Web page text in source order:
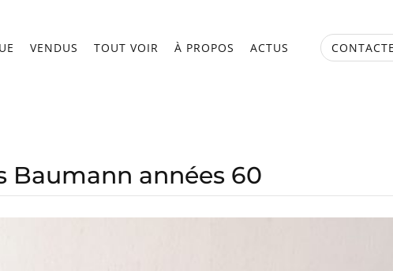
VENDUS TOUT VOIR À PROPOS ACTUS
Baumann années 60